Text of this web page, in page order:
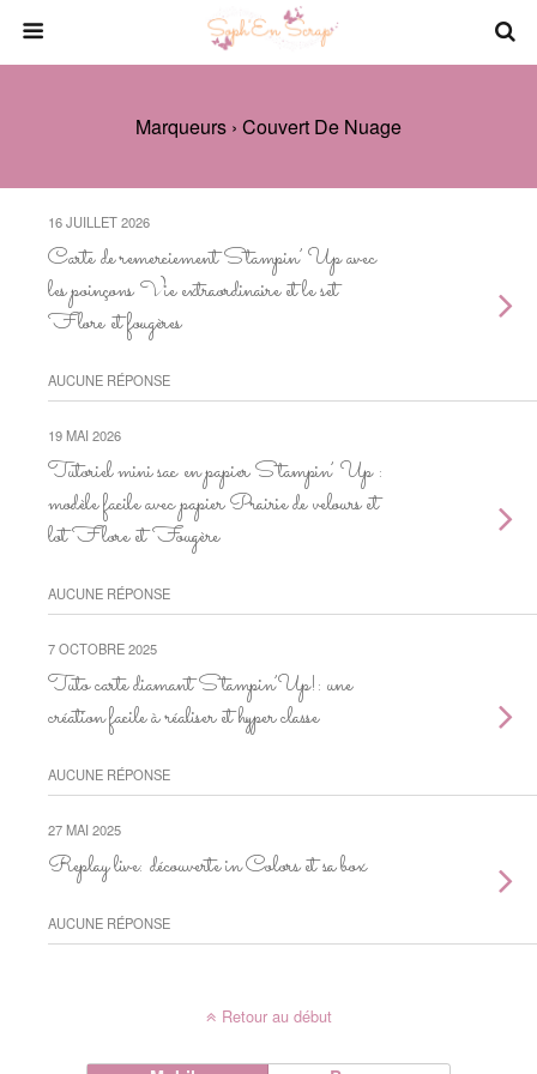
Marqueurs › Couvert De Nuage
16 JUILLET 2026
Carte de remerciement Stampin’ Up avec
les poinçons Vie extraordinaire et le set
Flore et fougères
AUCUNE RÉPONSE
19 MAI 2026
Tutoriel mini sac en papier Stampin’ Up :
modèle facile avec papier Prairie de velours et
lot Flore et Fougère
AUCUNE RÉPONSE
7 OCTOBRE 2025
Tuto carte diamant Stampin’Up!: une
création facile à réaliser et hyper classe
AUCUNE RÉPONSE
27 MAI 2025
Replay live: découverte in Colors et sa box
AUCUNE RÉPONSE
Retour au début